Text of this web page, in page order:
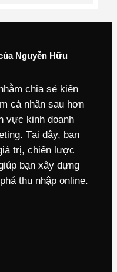
Nguyễn Hữu
chia sẻ kiến
cá nhân sau hơn
vực kinh doanh
Tại đây, bạn
trị, chiến lược
bạn xây dựng
thu nhập online.